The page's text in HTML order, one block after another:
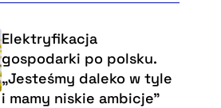
Elektryfikacja
gospodarki po polsku.
„Jesteśmy daleko w tyle
i mamy niskie ambicje”